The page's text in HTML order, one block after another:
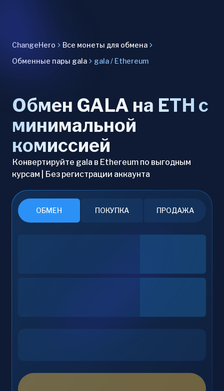
ChangeHero
Все монеты для обмена
Обменные пары gala
gala / Ethereum
Обмен GALA на ETH с
минимальной
комиссией
Конвертируйте gala в Ethereum по выгодным
курсам | Без регистрации аккаунта
ОБМЕН ПОКУПКА ПРОДАЖА